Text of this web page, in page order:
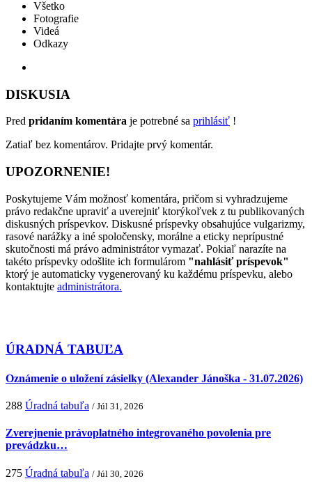
Všetko
Fotografie
Videá
Odkazy
DISKUSIA
Pred pridaním komentára je potrebné sa prihlásiť !
Zatiaľ bez komentárov. Pridajte prvý komentár.
UPOZORNENIE!
Poskytujeme Vám možnosť komentára, pričom si vyhradzujeme
právo redakčne upraviť a uverejniť ktorýkoľvek z tu publikovaných
diskusných príspevkov. Diskusné príspevky obsahujúce vulgarizmy,
rasové narážky a iné spoločensky, morálne a eticky neprípustné
skutočnosti má právo administrátor vymazať. Pokiaľ narazíte na
takéto príspevky odošlite ich formulárom "nahlásiť príspevok"
ktorý je automaticky vygenerovaný ku každému príspevku, alebo
kontaktujte administrátora.
ÚRADNÁ TABUĽA
Oznámenie o uložení zásielky (Alexander Jánoška - 31.07.2026)
288 Úradná tabuľa / Júl 31, 2026
Zverejnenie právoplatného integrovaného povolenia pre
prevádzku…
275 Úradná tabuľa / Júl 30, 2026